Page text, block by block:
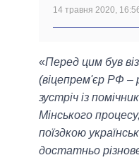
14 травня 2020,
«Перед цим був
(віцепрем'єр РФ –
зустріч із
Мінського
поїздкою
достатньо